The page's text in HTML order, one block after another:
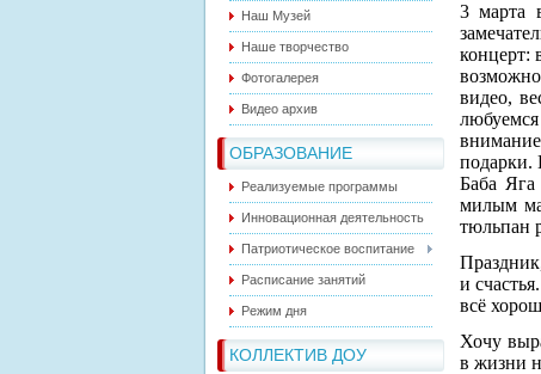
Наш Музей
Наше творчество
Фотогалерея
Видео архив
ОБРАЗОВАНИЕ
Реализуемые программы
Инновационная деятельность
Патриотическое воспитание
Расписание занятий
Режим дня
КОЛЛЕКТИВ ДОУ
3 марта
концерт:
видео,
подарки.
Баба Яга
милым
тюльпан
и
всё
Хочу
в жизни